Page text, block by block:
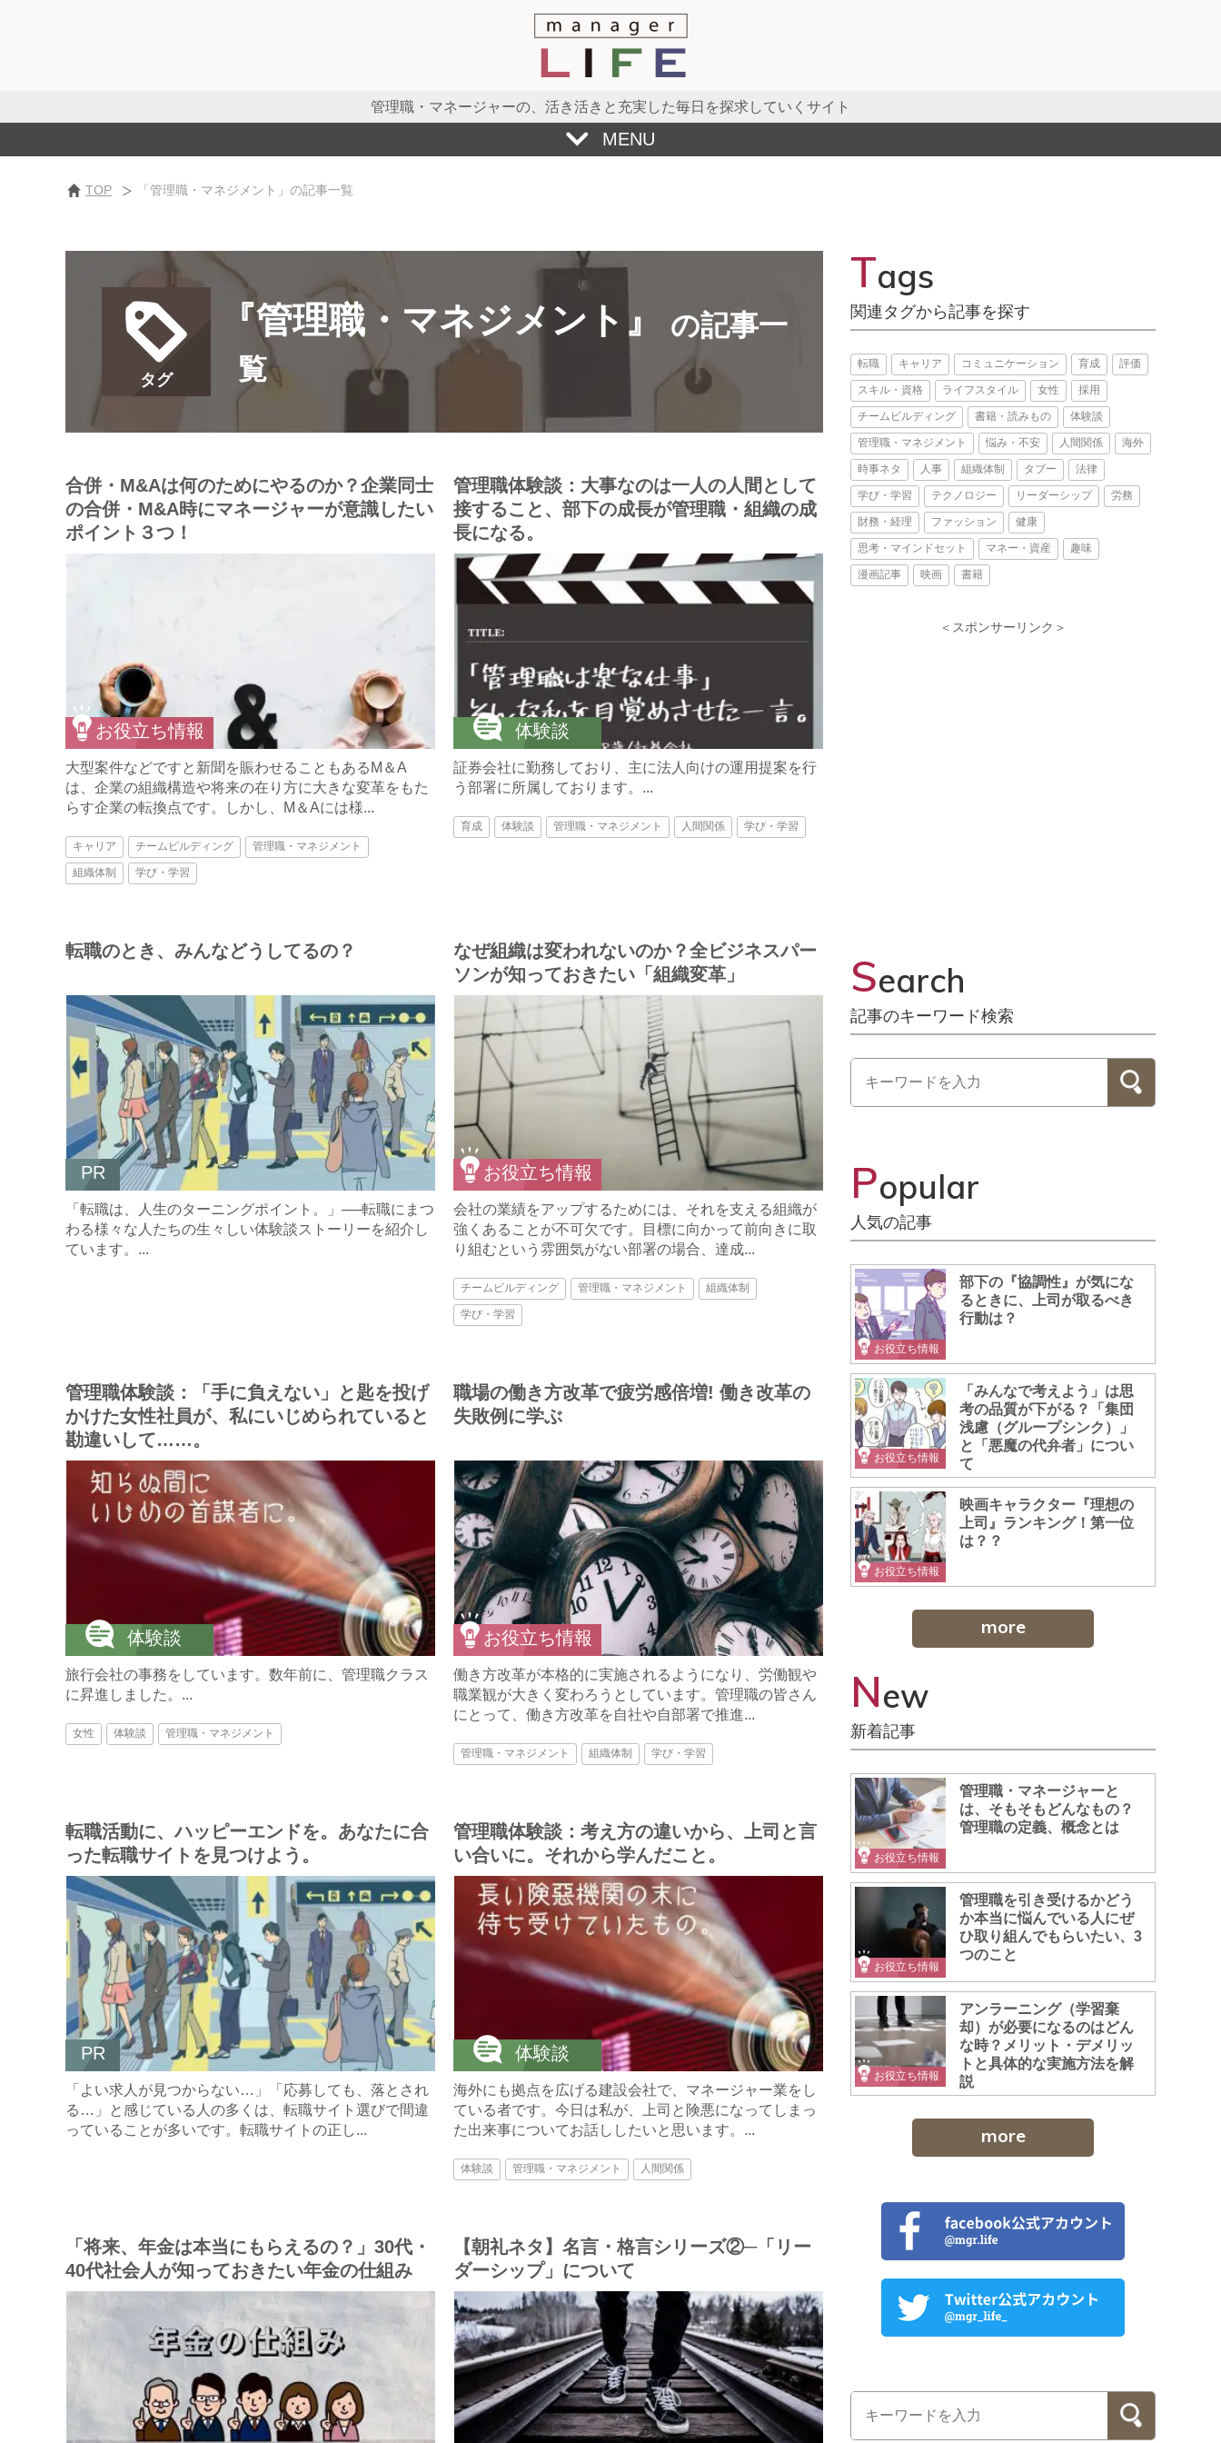
管理職・マネージャーの、 活き活きと充実した毎日を探求していくサイト
MENU
TOP 「管理職・マネジメント」の記事一覧
『管理職・マネジメント』
の記事一
覧
合併・M&Aは何のためにやるのか？企業同士
の合併・M&A時にマネージャーが意識したい
ポイント３つ！
お役立ち情報
大型案件などですと新聞を賑わせることもあるM＆A
は、企業の組織構造や将来の在り方に大きな変革をもた
らす企業の転換点です。しかし、M＆Aには様...
キャリア チームビルディング 管理職・マネジメント
組織体制 学び・学習
管理職体験談：大事なのは一人の人間として
接すること、部下の成長が管理職・組織の成
長になる。
体験談
証券会社に勤務しており、主に法人向けの運用提案を行
う部署に所属しております。...
育成 体験談 管理職・マネジメント 人間関係 学び・学習
転職のとき、みんなどうしてるの？
PR
「転職は、人生のターニングポイント。」──転職にまつ
わる様々な人たちの生々しい体験談ストーリーを紹介し
ています。...
なぜ組織は変われないのか？全ビジネスパー
ソンが知っておきたい「組織変革」
お役立ち情報
会社の業績をアップするためには、それを支える組織が
強くあることが不可欠です。目標に向かって前向きに取
り組むという雰囲気がない部署の場合、達成...
チームビルディング 管理職・マネジメント 組織体制
学び・学習
管理職体験談：「手に負えない」と匙を投げ
かけた女性社員が、私にいじめられていると
勘違いして……。
体験談
旅行会社の事務をしています。数年前に、管理職クラス
に昇進しました。...
女性 体験談 管理職・マネジメント
職場の働き方改革で疲労感倍増! 働き改革の
失敗例に学ぶ
お役立ち情報
働き方改革が本格的に実施されるようになり、労働観や
職業観が大きく変わろうとしています。管理職の皆さん
にとって、働き方改革を自社や自部署で推進...
管理職・マネジメント 組織体制 学び・学習
転職活動に、ハッピーエンドを。あなたに合
った転職サイトを見つけよう。
PR
「よい求人が見つからない…」「応募しても、落とされ
る…」と感じている人の多くは、転職サイト選びで間違
っていることが多いです。転職サイトの正し...
管理職体験談：考え方の違いから、上司と言
い合いに。それから学んだこと。
体験談
海外にも拠点を広げる建設会社で、マネージャー業をし
ている者です。今日は私が、上司と険悪になってしまっ
た出来事についてお話ししたいと思います。...
体験談 管理職・マネジメント 人間関係
「将来、年金は本当にもらえるの？」30代・
40代社会人が知っておきたい年金の仕組み
【朝礼ネタ】名言・格言シリーズ②─「リー
ダーシップ」について
Tags
関連タグから記事を探す
転職 キャリア コミュニケーション 育成 評価
スキル・資格 ライフスタイル 女性 採用
チームビルディング 書籍・読みもの 体験談
管理職・マネジメント 悩み・不安 人間関係 海外
時事ネタ 人事 組織体制 タブー 法律
学び・学習 テクノロジー リーダーシップ 労務
財務・経理 ファッション 健康
思考・マインドセット マネー・資産 趣味
漫画記事 映画 書籍
＜スポンサーリンク＞
Search
記事のキーワード検索
Popular
人気の記事
お役立ち情報
部下の『協調性』が気にな
るときに、上司が取るべき
行動は？
お役立ち情報
「みんなで考えよう」は思
考の品質が下がる？「集団
浅慮（グループシンク）」
と「悪魔の代弁者」につい
て
お役立ち情報
映画キャラクター『理想の
上司』ランキング！第一位
は？？
more
New
新着記事
お役立ち情報
管理職・マネージャーと
は、そもそもどんなもの？
管理職の定義、概念とは
お役立ち情報
管理職を引き受けるかどう
か本当に悩んでいる人にぜ
ひ取り組んでもらいたい、3
つのこと
お役立ち情報
アンラーニング（学習棄
却）が必要になるのはどん
な時？メリット・デメリッ
トと具体的な実施方法を解
説
more